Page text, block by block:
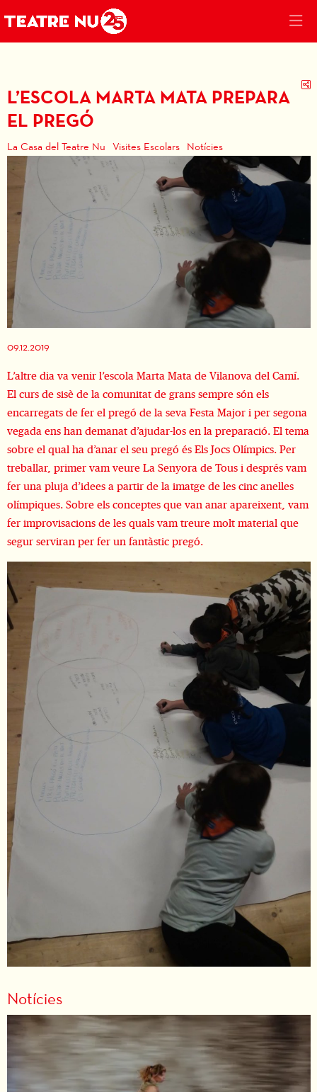
L’ESCOLA MARTA MATA PREPARA
EL PREGÓ
La Casa del Teatre Nu Visites Escolars Notícies
09.12.2019
L’altre dia va venir l’escola Marta Mata de Vilanova del Camí.
El curs de sisè de la comunitat de grans sempre són els
encarregats de fer el pregó de la seva Festa Major i per segona
vegada ens han demanat d’ajudar-los en la preparació. El tema
sobre el qual ha d’anar el seu pregó és Els Jocs Olímpics. Per
treballar, primer vam veure La Senyora de Tousi després vam
fer una pluja d’idees a partir de la imatge de les cinc anelles
olímpiques. Sobre els conceptes que van anar apareixent, vam
fer improvisacions de les quals vam treure molt material que
segur serviran per fer un fantàstic pregó.
Notícies